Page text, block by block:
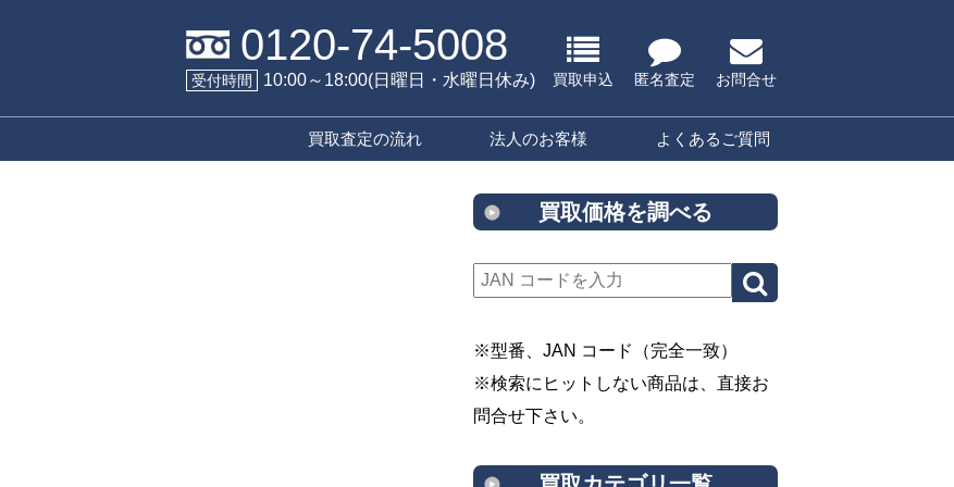
0120-74-5008
受付時間 10:00～18:00(日曜日・水曜日休み) 買取申込 匿名査定 お問合せ
買取査定の流れ 法人のお客様 よくあるご質問
買取価格を調べる
※型番、JAN コード（完全一致）
※検索にヒットしない商品は、直接お
問合せ下さい。